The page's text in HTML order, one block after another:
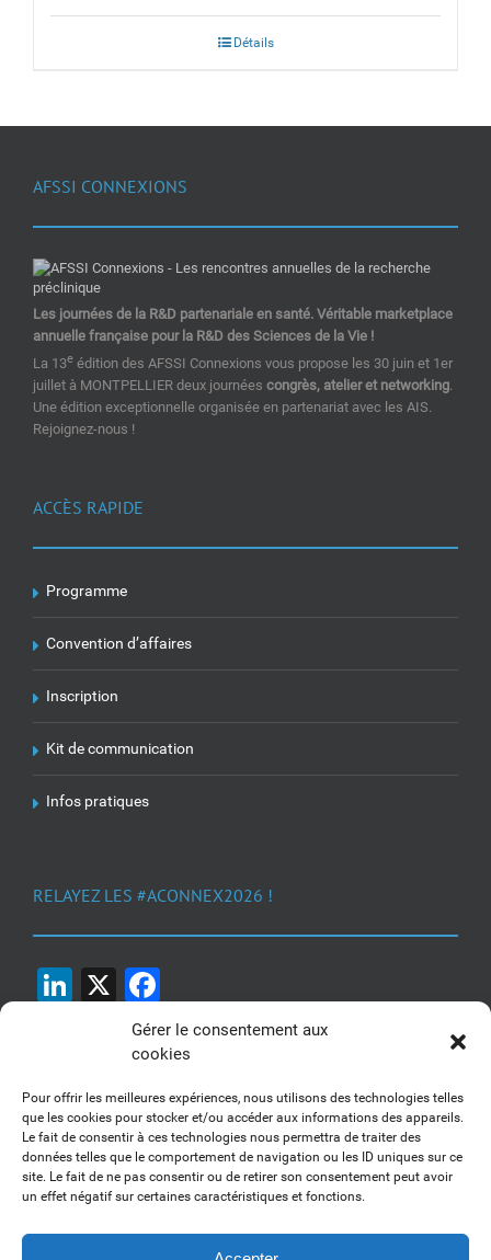
Gérer le consentement aux
cookies
Pour offrir les meilleures expériences, nous utilisons des technologies telles
que les cookies pour stocker et/ou accéder aux informations des appareils.
Le fait de consentir à ces technologies nous permettra de traiter des
données telles que le comportement de navigation ou les ID uniques sur ce
site. Le fait de ne pas consentir ou de retirer son consentement peut avoir
un effet négatif sur certaines caractéristiques et fonctions.
Détails
AFSSI CONNEXIONS
Les journées de la R&D partenariale en santé. Véritable marketplace
annuelle française pour la R&D des Sciences de la Vie !
La 13e édition des AFSSI Connexions vous propose les 30 juin et 1er
juillet à MONTPELLIER deux journées congrès, atelier et networking.
Une édition exceptionnelle organisée en partenariat avec les AIS.
Rejoignez-nous !
ACCÈS RAPIDE
Programme
Convention d’affaires
Inscription
Kit de communication
Infos pratiques
RELAYEZ LES #ACONNEX2026 !
LinkedIn
X
1, 2, 3... Buzzez !
Découvrez nos kits communication